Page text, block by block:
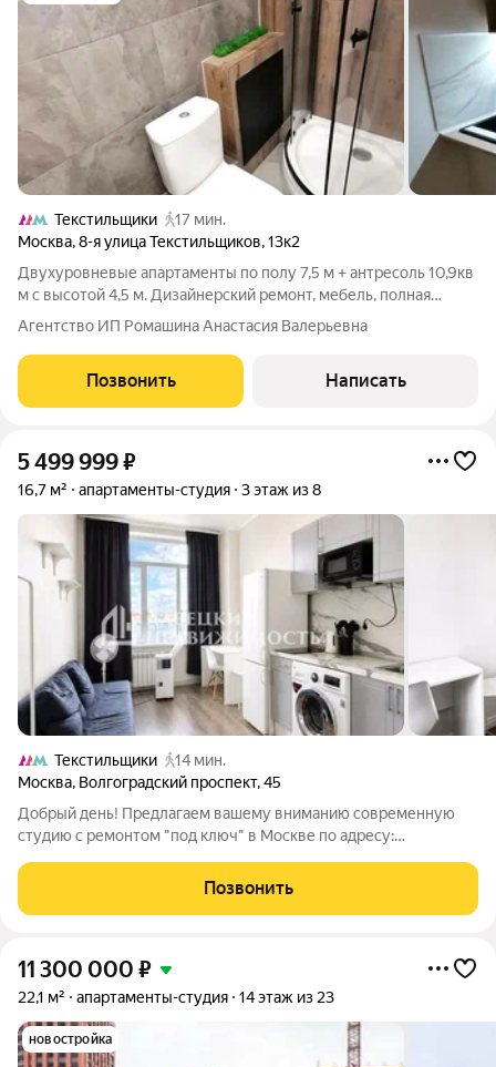
Текстильщики
17 мин.
Москва,8-я улица Текстильщиков,13к2
Двухуровневые апартаменты по полу 7,5 м + антресоль 10,9кв
м с высотой 4,5 м. Дизайнерский ремонт, мебель, полная
готовность к жизни. Всё продумано до мелочей: заезжайте и
мин. спокойным
Агентство ИП Ромашина Анастасия Валерьевна
Позвонить Написать
5 499 999₽
16,7 м² апартаменты-студия 3 этаж из 8
Текстильщики
14 мин.
Москва, Волгоградский проспект,45
Добрый день! Предлагаем вашему вниманию современную
студию с ремонтом "под ключ" в Москве по адресу:
возможность приобрести готовый объект как для
собственного проживания, так и для получения
Позвонить
11 300 000 ₽
22,1 м² апартаменты-студия 14 этаж из 23
новостройка